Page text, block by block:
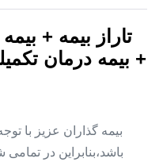
تاراز بیمه +
+ بیمه درمان
بیمه گذاران عزیز با
باشد،بنابراین در